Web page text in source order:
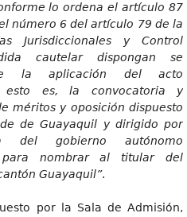
lo ordena el artículo 87
número 6 del artículo 79 de la
Jurisdiccionales y Control
cautelar dispongan se
la aplicación del acto
esto es, la convocatoria y
méritos y oposición dispuesto
de Guayaquil y dirigido por
del gobierno autónomo
para nombrar al titular del
Guayaquil”.
por la Sala de Admisión,